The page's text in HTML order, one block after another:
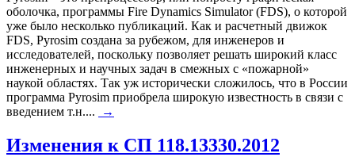
оболочка, программы Fire Dynamics Simulator (FDS), о которой
уже было несколько публикаций. Как и расчетный движок
FDS, Pyrosim создана за рубежом, для инженеров и
исследователей, поскольку позволяет решать широкий класс
инженерных и научных задач в смежных с «пожарной»
наукой областях. Так уж исторически сложилось, что в России
программа Pyrosim приобрела широкую известность в связи с
введением т.н....
→
Изменения к СП 118.13330.2012